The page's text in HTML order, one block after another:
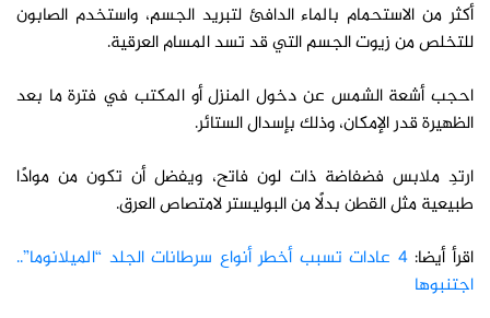
أكثر من الاستحمام بالماء الدافئ لتبريد الجسم، واستخدم الصابون
للتخلص من زيوت الجسم التي قد تسد المسام العرقية.
احجب أشعة الشمس عن دخول المنزل أو المكتب في فترة ما بعد
الظهيرة قدر الإمكان، وذلك بإسدال الستائر.
ارتدِ ملابس فضفاضة ذات لون فاتح، ويفضل أن تكون من موادًا
طبيعية مثل القطن بدلًا من البوليستر لامتصاص العرق.
اقرأ أيضا:
4 عادات تسبب أخطر أنواع سرطانات الجلد “الميلانوما”..
اجتنبوها